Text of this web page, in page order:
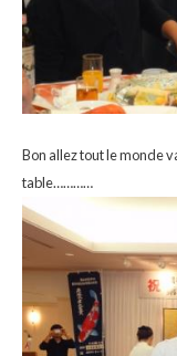
Bon allez tout le monde
table…………